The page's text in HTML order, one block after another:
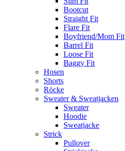
Bootcut
Straight Fit
Flare Fit
Boyfriend/Mom Fit
Barrel Fit
Loose Fit
Baggy Fit
Hosen
Shorts
Röcke
Sweater & Sweatjacken
Sweater
Hoodie
Sweatjacke
Strick
Pullover